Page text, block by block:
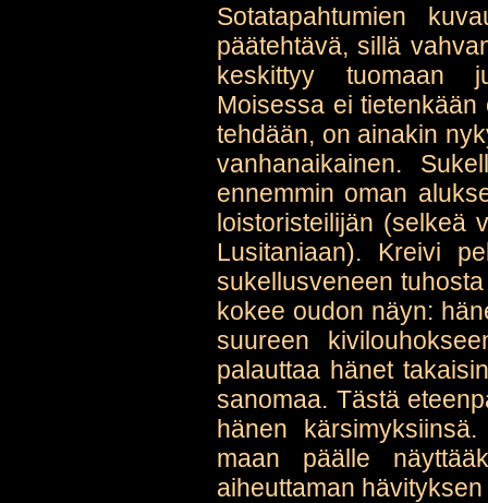
Sotatapahtumien
päätehtävä, sillä
keskittyy tuomaan
Moisessa ei
tehdään, on ainakin
vanhanaikainen.
ennemmin oman
loistoristeilijän (selkeä
Lusitaniaan). Kreivi
sukellusveneen
kokee oudon näyn:
suureen
palauttaa hänet
sanomaa. Tästä
hänen
maan päälle
aiheuttaman